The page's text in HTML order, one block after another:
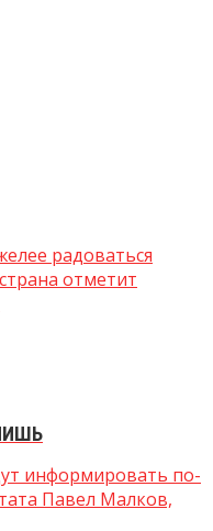
радоваться
отметит
информировать по-
Павел Малков,